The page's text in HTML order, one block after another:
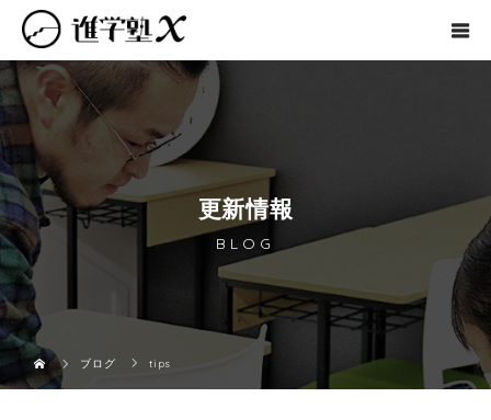
更新情報
BLOG
ブログ tips